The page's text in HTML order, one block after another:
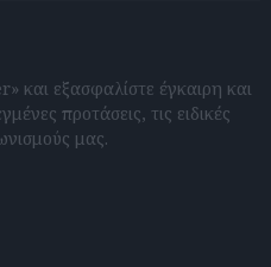
και εξασφαλίστε έγκαιρη και
προτάσεις, τις ειδικές
μας.